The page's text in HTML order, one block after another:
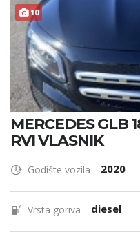
10
MERCEDES GLB
RVI VLASNIK
Godište vozila 2020
Vrsta goriva diesel